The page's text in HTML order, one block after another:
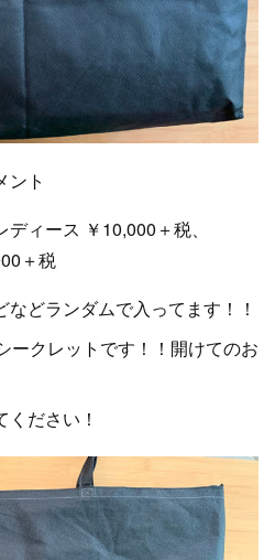
ント
ィース ￥10,000＋税、
＋税
どランダムで入ってます！！
ークレットです！！開けてのお
ださい！